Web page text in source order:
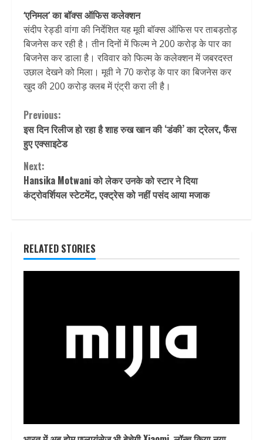
‘एनिमल’ का बॉक्स ऑफिस कलेक्शन
संदीप रेड्डी वांगा की निर्देशित यह मूवी बॉक्स ऑफिस पर ताबड़तोड़
बिजनेस कर रही है। तीन दिनों में फिल्म ने 200 करोड़ के पार का
बिजनेस कर डाला है। रविवार को फिल्म के कलेक्शन में जबरदस्त
उछाल देखने को मिला। मूवी ने 70 करोड़ के पार का बिजनेस कर
खुद की 200 करोड़ क्लब में एंट्री करा ली है।
Continue
Reading
Previous:
इस दिन रिलीज हो रहा है शाह रुख खान की ‘डंकी’ का ट्रेलर, फैंस
हुए एक्साइटेड
Next:
Hansika Motwani को लेकर उनके को स्टार ने दिया
कंट्रोवर्शियल स्टेटमेंट, एक्ट्रेस को नहीं पसंद आया मजाक
RELATED STORIES